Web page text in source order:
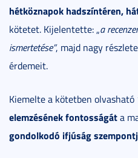
hétköznapok hadszíntéren,
kötetet. Kijelentette: „a
ismertetése”, majd nagy
érdemeit.
Kiemelte a kötetben olvasható
elemzésének fontosságáta
gondolkodó ifjúság